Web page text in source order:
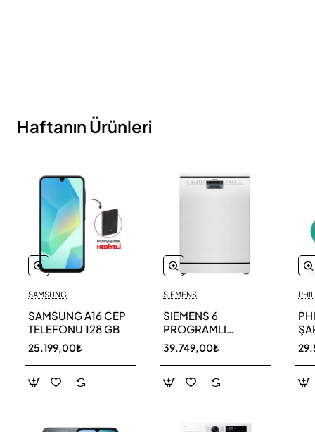
Haftanın Ürünleri
SAMSUNG
SAMSUNG A16 CEP
TELEFONU 128 GB
25.199,00₺
SIEMENS
SIEMENS 6
PROGRAMLI
BULAŞIK MAKİNESİ
SN216W00DT
39.749,00₺
11